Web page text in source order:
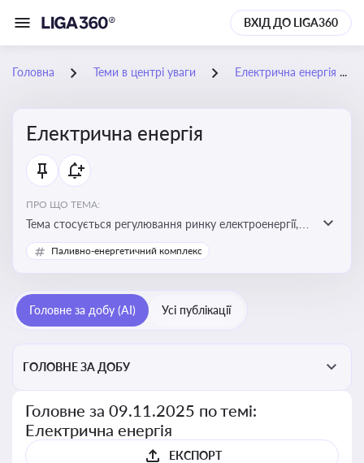
ВХІД ДО LIGA360
Головна Теми в центрі уваги Електрична енергія
Електрична енергія
ПРО ЩО ТЕМА:
Тема стосується регулювання ринку електроенергії,
включаючи її виробництво, постачання та фінансові
стимули для відновлюваної енергетики
Паливно-енергетичний комплекс
Головне за добу (AI) Усі публікації
ГОЛОВНЕ ЗА ДОБУ
Головне за 09.11.2025 по темі:
Електрична енергія
ЕКСПОРТ